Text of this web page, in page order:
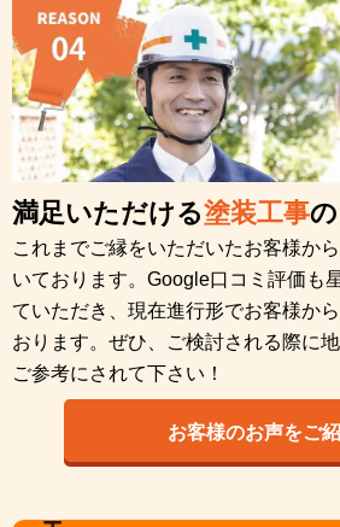
満足いただける塗装工事
これまでご縁をいただいたお客様か
いております。Google口コミ評価も
ていただき、現在進行形でお客様か
おります。ぜひ、ご検討される際に
ご参考にされて下さい！
お客様のお声をご